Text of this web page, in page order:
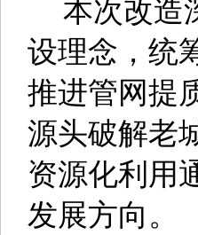
设理念，统
推进管网提
源头破解老
资源化利用
发展方向。